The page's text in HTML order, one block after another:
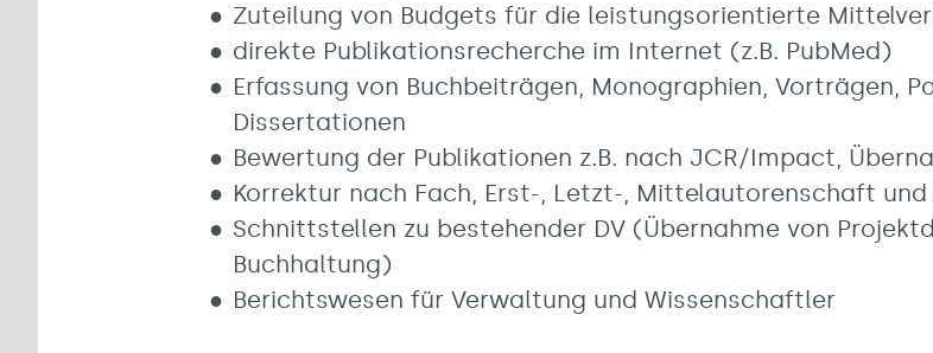
Zuteilung von Budgets für die leistungsorientierte
direkte Publikationsrecherche im Internet (z.B. PubMed)
Erfassung von Buchbeiträgen, Monographien, Vorträgen,
Dissertationen
Bewertung der Publikationen z.B. nach JCR/Impact,
Korrektur nach Fach, Erst-, Letzt-, Mittelautorenschaft
Schnittstellen zu bestehender DV (Übernahme von
Buchhaltung)
Berichtswesen für Verwaltung und Wissenschaftler